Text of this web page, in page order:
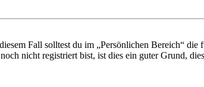
Fall solltest du im „Persönlichen Bereich“
nicht registriert bist, ist dies ein guter Grund,